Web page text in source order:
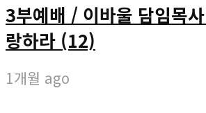
3부예배 / 이바울 담임목
랑하라 (12)
1개월 ago